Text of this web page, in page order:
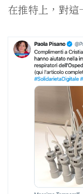
在推特上，對這